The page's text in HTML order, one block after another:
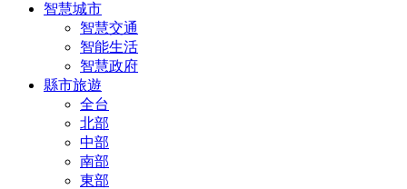
智慧城市
智慧交通
智能生活
智慧政府
縣市旅遊
全台
北部
中部
南部
東部